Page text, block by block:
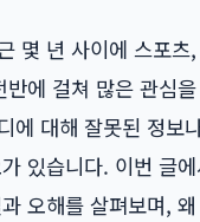
몇 년 사이에 스포
반에 걸쳐 많은 관심
에 대해 잘못된 정보
있습니다. 이번 글
오해를 살펴보며,